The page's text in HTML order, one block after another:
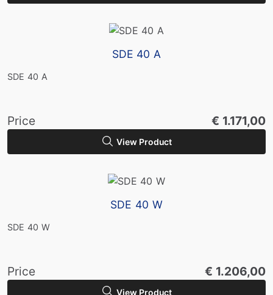
SDE 40 A
SDE 40 A
Price € 1.171,00
View Product
SDE 40 W
SDE 40 W
Price € 1.206,00
View Product